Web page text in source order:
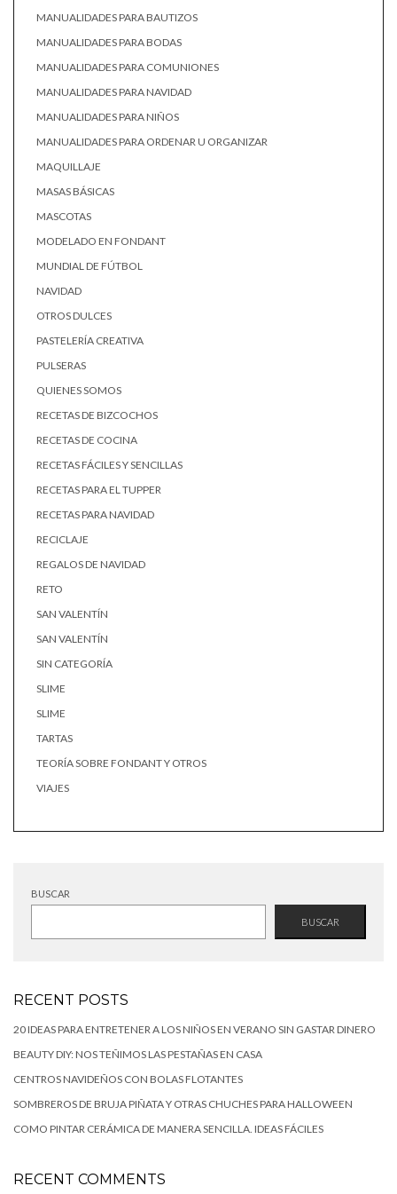
MANUALIDADES PARA BAUTIZOS
MANUALIDADES PARA BODAS
MANUALIDADES PARA COMUNIONES
MANUALIDADES PARA NAVIDAD
MANUALIDADES PARA NIÑOS
MANUALIDADES PARA ORDENAR U ORGANIZAR
MAQUILLAJE
MASAS BÁSICAS
MASCOTAS
MODELADO EN FONDANT
MUNDIAL DE FÚTBOL
NAVIDAD
OTROS DULCES
PASTELERÍA CREATIVA
PULSERAS
QUIENES SOMOS
RECETAS DE BIZCOCHOS
RECETAS DE COCINA
RECETAS FÁCILES Y SENCILLAS
RECETAS PARA EL TUPPER
RECETAS PARA NAVIDAD
RECICLAJE
REGALOS DE NAVIDAD
RETO
SAN VALENTÍN
SAN VALENTÍN
SIN CATEGORÍA
SLIME
SLIME
TARTAS
TEORÍA SOBRE FONDANT Y OTROS
VIAJES
BUSCAR
BUSCAR
RECENT POSTS
20 IDEAS PARA ENTRETENER A LOS NIÑOS EN VERANO SIN GASTAR DINERO
BEAUTY DIY: NOS TEÑIMOS LAS PESTAÑAS EN CASA
CENTROS NAVIDEÑOS CON BOLAS FLOTANTES
SOMBREROS DE BRUJA PIÑATA Y OTRAS CHUCHES PARA HALLOWEEN
COMO PINTAR CERÁMICA DE MANERA SENCILLA. IDEAS FÁCILES
RECENT COMMENTS